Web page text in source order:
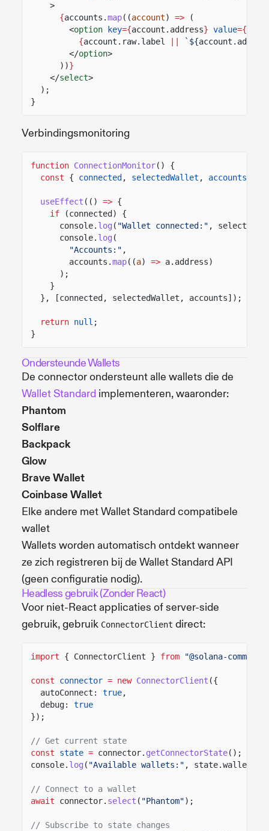
>
{accounts.map((account) =>
(
<option key={account.address} value={
{account.raw.label `${account .
</option>
))}
</select>
);
}
Verbindingsmonitoring
function ConnectionMonitor() {
const
{ connected , selectedWallet , accounts
useEffect (() => {
if
(connected) {
console. log ( "Wallet connected:" ,
console. log (
"Accounts:" ,
accounts.map((a) => a.address)
);
}
}, [connected, selectedWallet, accounts]);
return null ;
}
Ondersteunde Wallets
De connector ondersteunt alle wallets die de
Wallet Standard implementeren, waaronder:
Phantom
Solflare
Backpack
Glow
Brave Wallet
Coinbase Wallet
Elke andere met Wallet Standard compatibele
wallet
Wallets worden automatisch ontdekt wanneer
ze zich registreren bij de Wallet Standard API
(geen configuratie nodig).
Headless gebruik (Zonder React)
Voor niet-React applicaties of server-side
gebruik, gebruik ConnectorClient direct:
import { ConnectorClient } from "@solana-
const connector = new ConnectorClient ({
autoConnect:
true,
debug:
true
});
// Get current state
const
state = connector. getConnectorState();
console. log ( "Available wallets:" , state.wallets);
// Connect to a wallet
await
connector. select ( "Phantom");
// Subscribe to state changes